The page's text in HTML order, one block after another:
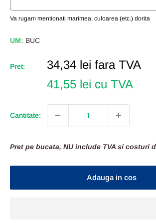
Va rugam mentionati marimea, culoarea (etc.) dorita
UM: BUC
Pret:
Pret
34,34 lei fara TVA
41,55 lei cu TVA
Cantitate:
Pret pe bucata, NU include TVA si costuri
Adauga in cos